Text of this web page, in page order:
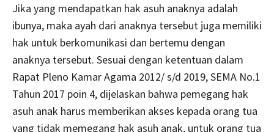
Jika yang mendapatkan hak asuh anaknya adalah
ibunya, maka ayah dari anaknya tersebut juga memiliki
hak untuk berkomunikasi dan bertemu dengan
anaknya tersebut. Sesuai dengan ketentuan dalam
Rapat Pleno Kamar Agama 2012/ s/d 2019, SEMA No.1
Tahun 2017 poin 4, dijelaskan bahwa pemegang hak
asuh anak harus memberikan akses kepada orang tua
yang tidak memegang hak asuh anak, untuk orang tua